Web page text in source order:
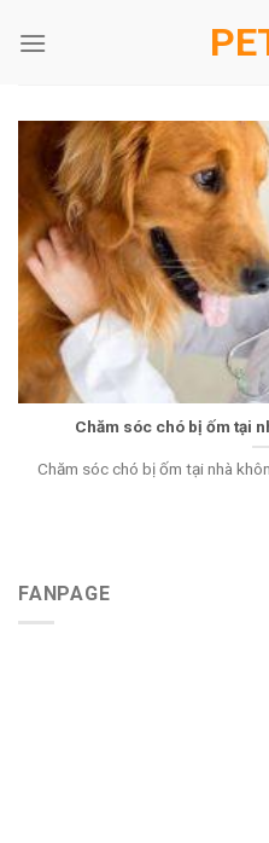
Chăm sóc chó bị ốm tại
Chăm sóc chó bị ốm tại nhà
FANPAGE